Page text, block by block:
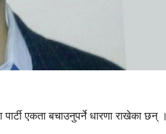
एकता बचाउनुपर्ने धारणा राखेका छन् ।